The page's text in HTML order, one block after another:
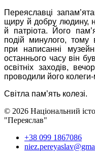
Переяславці
щиру й добру людину,
й патріота. Його
подій минулого, тому
при написанні
останнього часу він
освітніх заходів,
проводили його
Світла пам’ять колезі.
© 2026 Національний
"Переяслав"
+38 099 1867086